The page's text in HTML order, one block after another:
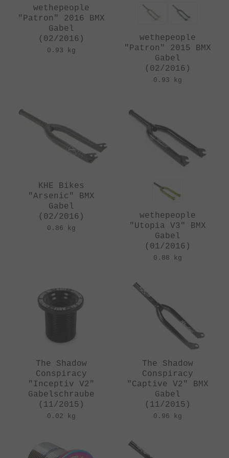
wethepeople
"Patron" 2016 BMX
Gabel
(02/2016)
0.93 kg
wethepeople
"Patron" 2015 BMX
Gabel
(02/2016)
0.93 kg
KHE Bikes
"Arsenic" BMX
Gabel
(02/2016)
0.86 kg
wethepeople
"Utopia V3" BMX
Gabel
(01/2016)
0.88 kg
The Shadow
Conspiracy
"Inceptiv V2"
Gabelschraube
(11/2015)
0.02 kg
The Shadow
Conspiracy
"Captive V2" BMX
Gabel
(11/2015)
0.96 kg